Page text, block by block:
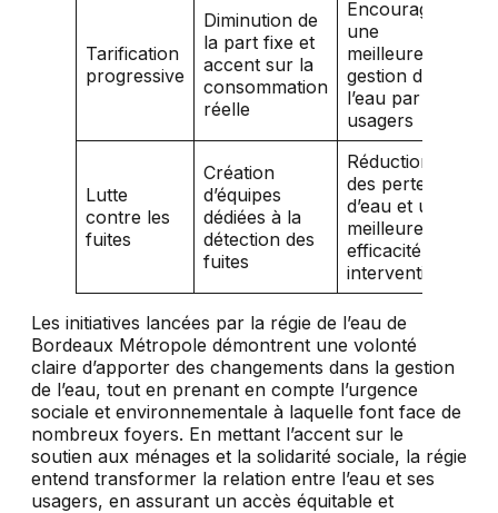
Tarification
progressive
Diminution de
la part fixe et
accent sur la
consommation
réelle
Encourager
une
meilleure
gestion de
l’eau par les
usagers
Lutte
contre les
fuites
Création
d’équipes
dédiées à la
détection des
fuites
Réduction
des pertes
d’eau et une
meilleure
efficacité des
interventions
Les initiatives lancées par la régie de l’eau de
Bordeaux Métropole démontrent une volonté
claire d’apporter des changements dans la gestion
de l’eau, tout en prenant en compte l’urgence
sociale et environnementale à laquelle font face de
nombreux foyers. En mettant l’accent sur le
soutien aux ménages et la solidarité sociale, la régie
entend transformer la relation entre l’eau et ses
usagers, en assurant un accès équitable et